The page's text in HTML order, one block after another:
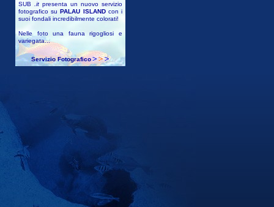
SUB .it presenta un nuovo servizio
fotografico suPALAU ISLANDcon i
suoi fondali incredibilmente colorati!
Nelle foto una fauna rigogliosi e
variegata...
Servizio Fotografico